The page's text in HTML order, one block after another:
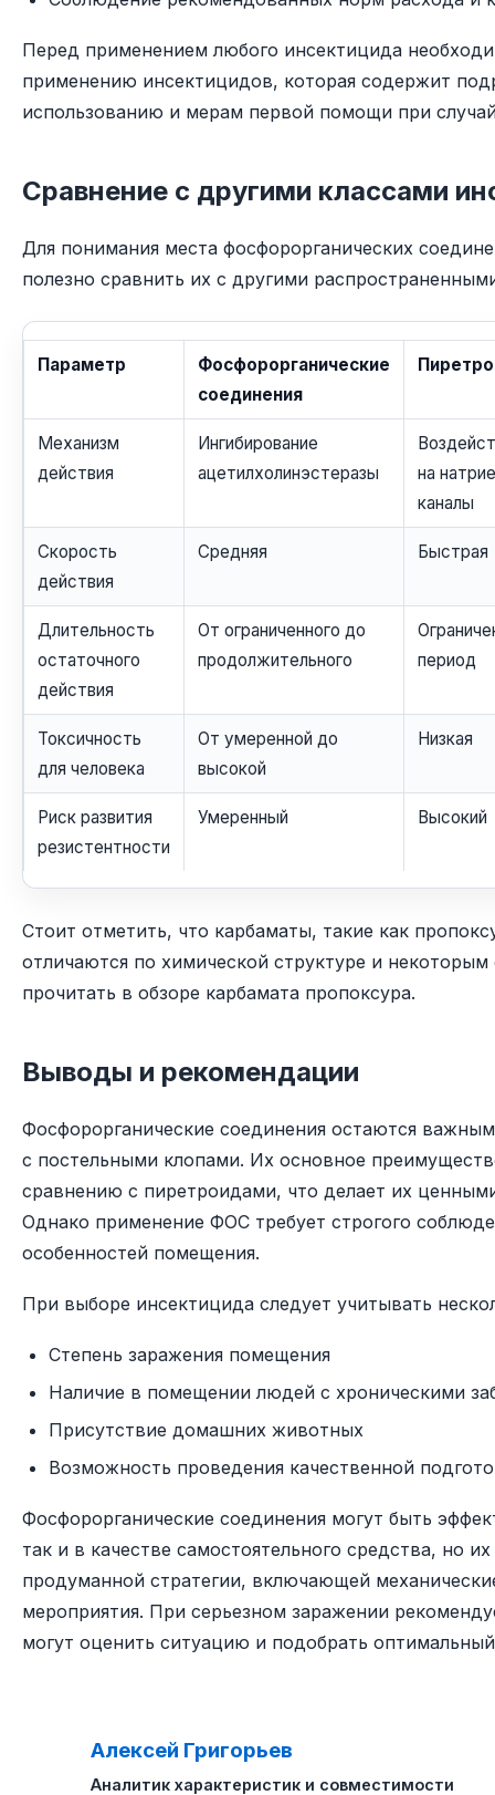
Перед применением любого инсектицида
применению инсектицидов, которая содержит
использованию и мерам первой помощи при
Сравнение с другими классами
Для понимания места фосфорорганических
полезно сравнить их с другими
Параметр
Фосфорорганические
соединения
Механизм
действия
Ингибирование
ацетилхолинэстеразы
на
каналы
Скорость
действия
Средняя Быстрая
Длительность
остаточного
действия
От ограниченного до
продолжительного
период
Токсичность
для человека
От умеренной до
высокой
Низкая
Риск развития
резистентности
Умеренный Высокий
Стоит отметить, что карбаматы, такие как
отличаются по химической структуре и
прочитать в обзоре карбамата пропоксура.
Выводы и рекомендации
Фосфорорганические соединения остаются
с постельными клопами. Их основное
сравнению с пиретроидами, что делает их
Однако применение ФОС требует строгого
особенностей помещения.
При выборе инсектицида следует учитывать
Степень заражения помещения
Наличие в помещении людей с хроническими
Присутствие домашних животных
Возможность проведения качественной
Фосфорорганические соединения могут быть
так и в качестве самостоятельного средства, но
продуманной стратегии, включающей
мероприятия. При серьезном заражении
могут оценить ситуацию и подобрать
Алексей Григорьев
Аналитик характеристик и совместимости